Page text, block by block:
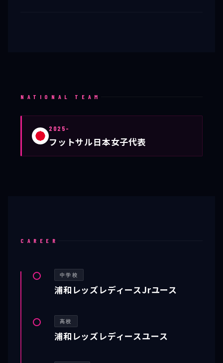
NATIONAL TEAM
2025-
フットサル日本女子代表
CAREER
中学校
浦和レッズレディースJrユース
高校
浦和レッズレディースユース